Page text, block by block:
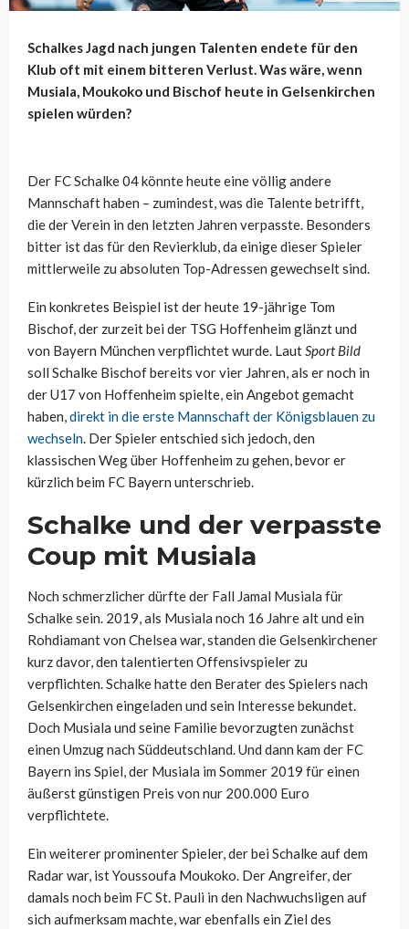
Schalkes Jagd nach jungen Talenten endete für den
Klub oft mit einem bitteren Verlust. Was wäre, wenn
Musiala, Moukoko und Bischof heute in Gelsenkirchen
spielen würden?
Der FC Schalke 04 könnte heute eine völlig andere
Mannschaft haben – zumindest, was die Talente betrifft,
die der Verein in den letzten Jahren verpasste. Besonders
bitter ist das für den Revierklub, da einige dieser Spieler
mittlerweile zu absoluten Top-Adressen gewechselt sind.
Ein konkretes Beispiel ist der heute 19-jährige Tom
Bischof, der zurzeit bei der TSG Hoffenheim glänzt und
von Bayern München verpflichtet wurde. LautSport Bild
soll Schalke Bischof bereits vor vier Jahren, als er noch in
der U17 von Hoffenheim spielte, ein Angebot gemacht
haben,direkt in die erste Mannschaft der Königsblauen zu
wechseln. Der Spieler entschied sich jedoch, den
klassischen Weg über Hoffenheim zu gehen, bevor er
kürzlich beim FC Bayern unterschrieb.
Schalke und der verpasste
Coup mit Musiala
Noch schmerzlicher dürfte der Fall Jamal Musiala für
Schalke sein. 2019, als Musiala noch 16 Jahre alt und ein
Rohdiamant von Chelsea war, standen die Gelsenkirchener
kurz davor, den talentierten Offensivspieler zu
verpflichten. Schalke hatte den Berater des Spielers nach
Gelsenkirchen eingeladen und sein Interesse bekundet.
Doch Musiala und seine Familie bevorzugten zunächst
einen Umzug nach Süddeutschland. Und dann kam der FC
Bayern ins Spiel, der Musiala im Sommer 2019 für einen
äußerst günstigen Preis von nur 200.000 Euro
verpflichtete.
Ein weiterer prominenter Spieler, der bei Schalke auf dem
Radar war, ist Youssoufa Moukoko. Der Angreifer, der
damals noch beim FC St. Pauli in den Nachwuchsligen auf
sich aufmerksam machte, war ebenfalls ein Ziel des